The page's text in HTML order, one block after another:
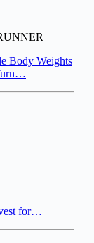
Body Weights
for…